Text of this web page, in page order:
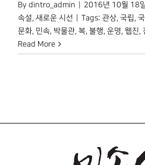
By dintro_admin 2016년 10월 18
속설, 새로운 시선 Tags: 관상, 국립,
문화, 민속, 박물관, 복, 불행, 운명, 웹진,
Read More